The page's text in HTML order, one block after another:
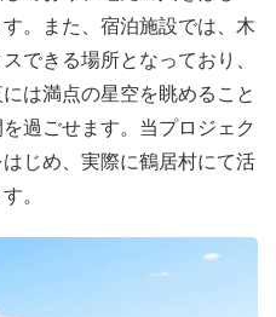
喫！
湖や阿寒湖など、息をのむ
ります。
も！🔭
しを体験！
テナビリティを大切にする
をお手伝いしながら、これ
。また、宿泊施設では、木
できる場所となっており、
は満点の星空を眺めること
過ごせます。当プロジェク
じめ、実際に鶴居村にて活
。